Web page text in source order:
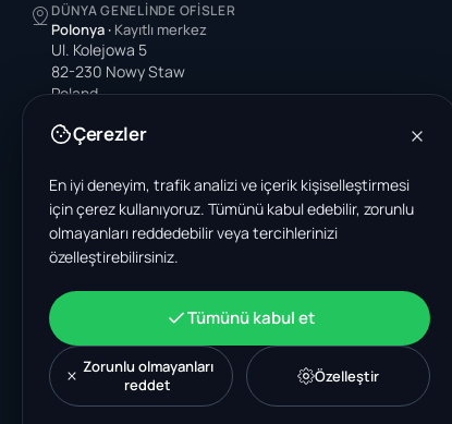
DÜNYA GENELINDE OFISLER
Polonya · Kayıtlı merkez
Ul. Kolejowa 5
82-230 Nowy Staw
Poland
Amerika Birleşik Devletleri
Pinellas Park, FL 33781-3536
United States
Hindistan
A-199, Sector 63
Noida, Uttar Pradesh 201301
India
+48 606 662 650
support@wastemarkt.com
office@wastemarkt.com
Çerezler
En iyi deneyim, trafik analizi ve içerik kişiselleştirmesi
için çerez kullanıyoruz. Tümünü kabul edebilir, zorunlu
olmayanları reddedebilir veya tercihlerinizi
özelleştirebilirsiniz.
Tümünü kabul et
Zorunlu olmayanları
reddet
Özelleştir